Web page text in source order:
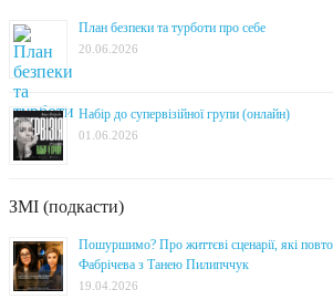
План безпеки та турботи про себе
20.06.2026
Набір до супервізійної групи (онлайн)
01.06.2026
ЗМІ (подкасти)
Пошуршимо? Про життєві сценарії, які
Фабрічева з Танею Пилипччук
19.04.2026